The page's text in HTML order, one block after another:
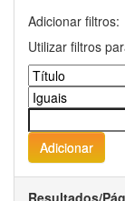
Adicionar filtros:
Utilizar filtros
Resultados/